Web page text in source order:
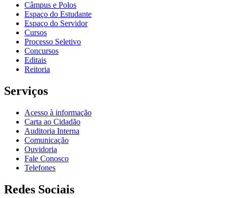
Câmpus e Polos
Espaço do Estudante
Espaço do Servidor
Cursos
Processo Seletivo
Concursos
Editais
Reitoria
Serviços
Acesso à informação
Carta ao Cidadão
Auditoria Interna
Comunicação
Ouvidoria
Fale Conosco
Telefones
Redes Sociais